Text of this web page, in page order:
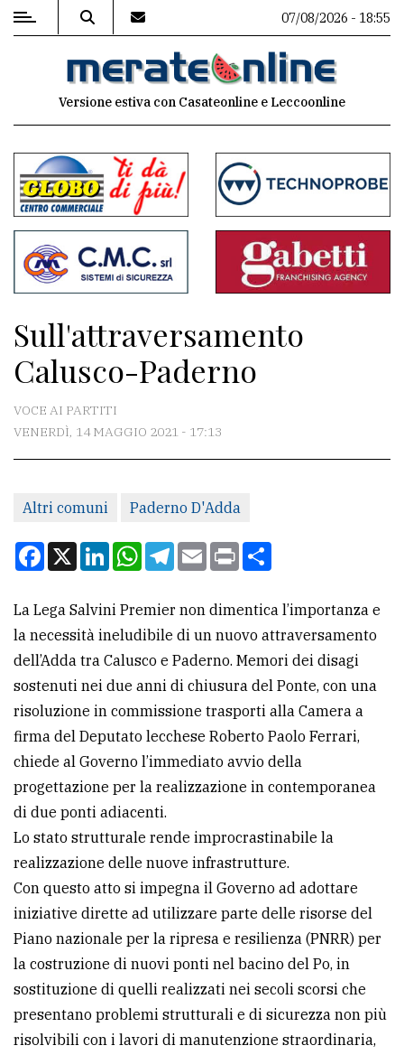
MENU
commenti
Contenuti
del
sito
Associazioni
Meteo
redazione
Scrivici
la
tua
pubblicità
CERCA
Cerca
per
comune
Ricerca
avanzata
LE
ALTRE
TESTATE
07/08/2026 - 18:55
Versione estiva con Casateonline e Leccoonline
Sull'attraversamento
Calusco-Paderno
VOCE AI PARTITI
VENERDÌ, 14 MAGGIO 2021 - 17:13
Altri comuni Paderno D'Adda
Facebook
X LinkedInWhatsApp
Telegram
EmailPrint
La Lega Salvini Premier non dimentica l’importanza e
la necessità ineludibile di un nuovo attraversamento
dell’Adda tra Calusco e Paderno. Memori dei disagi
sostenuti nei due anni di chiusura del Ponte, con una
risoluzione in commissione trasporti alla Camera a
firma del Deputato lecchese Roberto Paolo Ferrari,
chiede al Governo l’immediato avvio della
progettazione per la realizzazione in contemporanea
di due ponti adiacenti.
Lo stato strutturale rende improcrastinabile la
realizzazione delle nuove infrastrutture.
Con questo atto si impegna il Governo ad adottare
iniziative dirette ad utilizzare parte delle risorse del
Piano nazionale per la ripresa e resilienza (PNRR) per
la costruzione di nuovi ponti nel bacino del Po, in
sostituzione di quelli realizzati nei secoli scorsi che
presentano problemi strutturali e di sicurezza non più
risolvibili con i lavori di manutenzione straordinaria,